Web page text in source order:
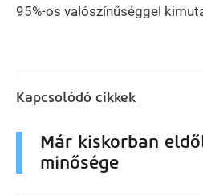
95%-os valószínűséggel
Kapcsolódó cikkek
Már kiskorban
minősége